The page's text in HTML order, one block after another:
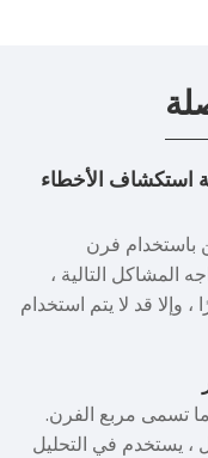
استكشاف الأخطاء
باستخدام فرن
المشاكل التالية ،
وإلا قد لا يتم استخدام
ما تسمى مربع الفرن.
، يستخدم في التحليل